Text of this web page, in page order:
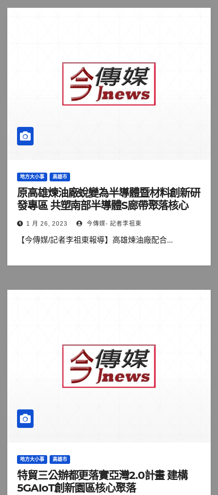
地方大小事 高雄市
原高雄煉油廠蛻變為半導體暨材料創新研
發專區 共塑南部半導體S廊帶聚落核心
1 月 26, 2023 今傳媒- 記者李祖東
【今傳媒/記者李祖東報導】高雄煉油廠配合...
地方大小事 高雄市
特貿三公辦都更落實亞灣2.0計畫 建構
5GAIoT創新園區核心聚落